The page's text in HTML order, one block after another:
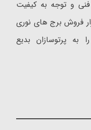
و توجه به کیفیت
فروش برج های نوری
به پرتوسازان بدیع